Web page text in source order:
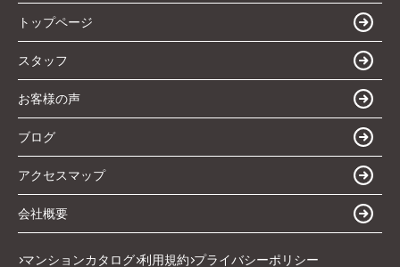
トップページ
スタッフ
お客様の声
ブログ
アクセスマップ
会社概要
マンションカタログ 利用規約 プライバシーポリシー